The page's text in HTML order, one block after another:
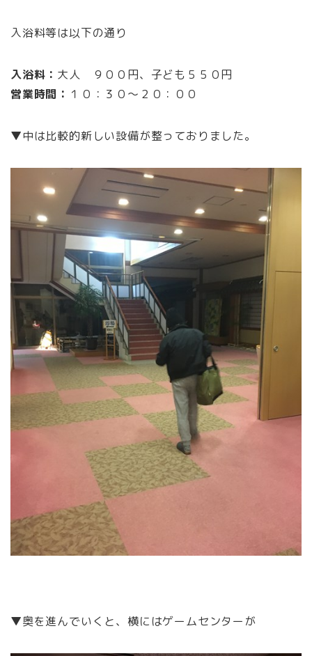
入浴料等は以下の通り
入浴料： 大人 ９００円、子ども５５０円
営業時間： １０：３０～２０：００
▼中は比較的新しい設備が整っておりました。
▼奥を進んでいくと、横にはゲームセンターが